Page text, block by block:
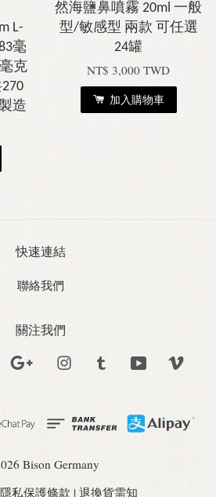
L-
毫
克
造
然海鹽鼻噴霧 20ml 一般
型/敏感型 兩款 可任選
24罐
NT$ 3,000 TWD
加入購物車
快速連結
聯絡我們
關注我們
Google Instagram Tumblr YouTube
Bison Germany
隱私保護條款 | 退換貨需知